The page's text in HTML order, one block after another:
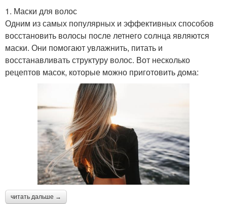
1. Маски для волос
Одним из самых популярных и эффективных способов
восстановить волосы после летнего солнца являются
маски. Они помогают увлажнить, питать и
восстанавливать структуру волос. Вот несколько
рецептов масок, которые можно приготовить дома:
читать дальше →